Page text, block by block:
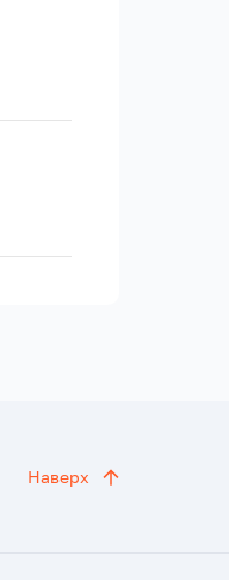
Наверх